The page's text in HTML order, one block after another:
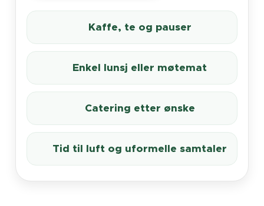
☕ Kaffe, te og pauser
🥪 Enkel lunsj eller møtemat
🍽️ Catering etter ønske
🌿 Tid til luft og uformelle samtaler